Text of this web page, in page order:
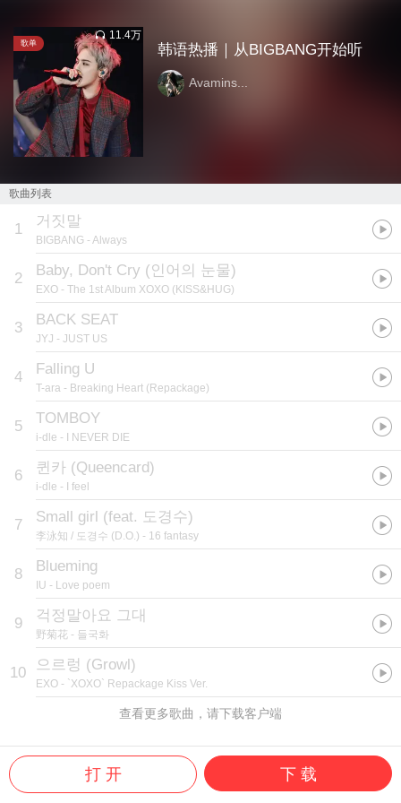
歌单
11.4万
韩语热播｜从BIGBANG开始听
Avamins...
歌曲列表
1 거짓말
BIGBANG - Always
2 Baby, Don't Cry (인어의 눈물)
EXO - The 1st Album XOXO (KISS&HUG)
3 BACK SEAT
JYJ - JUST US
4 Falling U
T-ara - Breaking Heart (Repackage)
5 TOMBOY
i-dle - I NEVER DIE
6 퀸카 (Queencard)
i-dle - I feel
7 Small girl (feat. 도경수)
李泳知 / 도경수 (D.O.) - 16 fantasy
8 Blueming
IU - Love poem
9 걱정말아요 그대
野菊花 - 들국화
10 으르렁 (Growl)
EXO - `XOXO` Repackage Kiss Ver.
查看更多歌曲，请下载客户端
打 开 下 载